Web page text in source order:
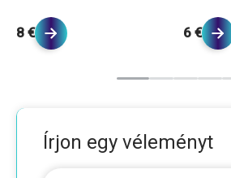
8 € 6 €
Írjon egy véleményt